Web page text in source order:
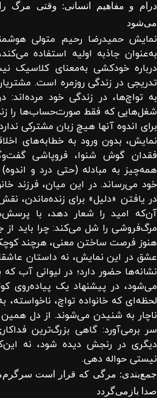
درام و مفاهیم انسانی: وقتی مرگ
می‌شود
نمایش حمیدرضا رحیم متولی
به‌عنوان جاذبه اولیه استفاده
درباره خودکشی به‌معنای کلاسیک
تدریجی در زندگی روزمره است.
به تواچ‌ها، در زندگی خود
شغل‌هایی که فقط صورت‌حساب‌ها را
برای اندوه آنها هیچ زبان مشترکی
نمایش، بدون ورود به خطابه‌های
فقدان گوش شنوا، فروپاشی
همه‌چیز به مبادله (حتی درد و
خود می‌رساند. در این میان، فرزند
در یافتن «دلیل» برای زنده‌ماندن،
آن‌که امید را شعار دهد، با
مرگ‌فروشی را شل می‌کند: چرا باید از
هنوز فرصت ساختن معنی، هرچند
عشق در این نمایش، نه داستان
نشانه‌ها حضور دارد؛ در لیوانی آب
می‌شود، در پیشنهاد یک پیاده‌روی
لحظه‌ای که خانواده تواچ،
ناچار به شنیدن می‌شوند. از دل
سر برمی‌آورد: گاهی بزرگ‌ترین
دیگری در رنجش دیده شود، نه
نیستی حواله دهی.
جمع‌بندی: مرگی که قرار است
صدا بازمی‌گردد